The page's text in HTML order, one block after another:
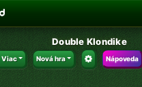
Double Klondike
Viac Nová hra Nápoveda